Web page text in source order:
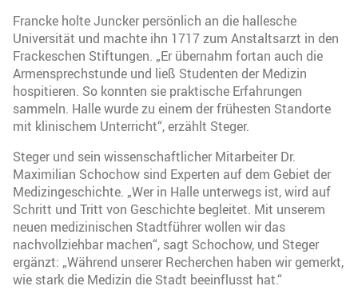
Francke holte Juncker persönlich an die hallesche
Universität und machte ihn 1717 zum Anstaltsarzt in den
Frackeschen Stiftungen. „Er übernahm fortan auch die
Armensprechstunde und ließ Studenten der Medizin
hospitieren. So konnten sie praktische Erfahrungen
sammeln. Halle wurde zu einem der frühesten Standorte
mit klinischem Unterricht“, erzählt Steger.
Steger und sein wissenschaftlicher Mitarbeiter Dr.
Maximilian Schochow sind Experten auf dem Gebiet der
Medizingeschichte. „Wer in Halle unterwegs ist, wird auf
Schritt und Tritt von Geschichte begleitet. Mit unserem
neuen medizinischen Stadtführer wollen wir das
nachvollziehbar machen“, sagt Schochow, und Steger
ergänzt: „Während unserer Recherchen haben wir gemerkt,
wie stark die Medizin die Stadt beeinflusst hat.“